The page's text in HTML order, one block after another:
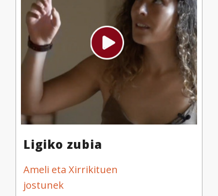
Ligiko zubia
Ameli eta Xirrikituen
jostunek